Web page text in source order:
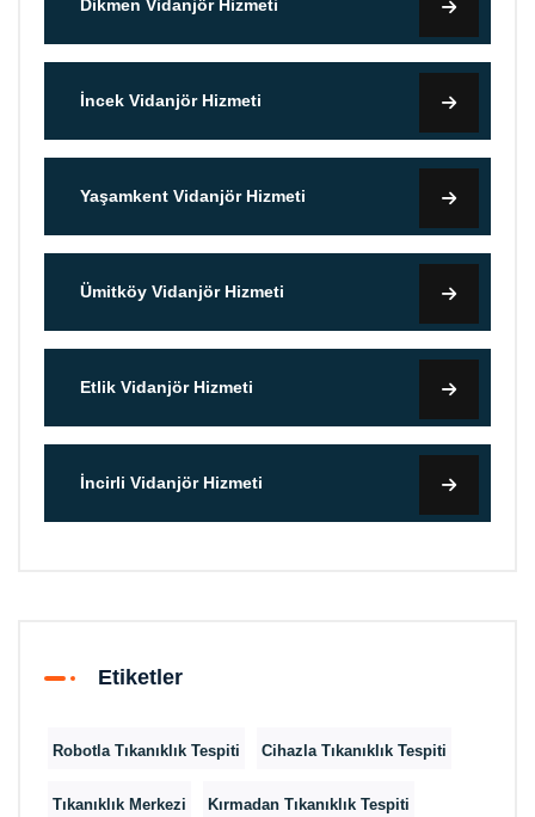
Dikmen Vidanjör Hizmeti
İncek Vidanjör Hizmeti
Yaşamkent Vidanjör Hizmeti
Ümitköy Vidanjör Hizmeti
Etlik Vidanjör Hizmeti
İncirli Vidanjör Hizmeti
Etiketler
Robotla Tıkanıklık Tespiti Cihazla Tıkanıklık Tespiti
Tıkanıklık Merkezi Kırmadan Tıkanıklık Tespiti